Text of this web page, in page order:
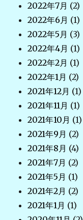
2022年7月 (2)
2022年6月 (1)
2022年5月 (3)
2022年4月 (1)
2022年2月 (1)
2022年1月 (2)
2021年12月 (1)
2021年11月 (1)
2021年10月 (1)
2021年9月 (2)
2021年8月 (4)
2021年7月 (2)
2021年5月 (1)
2021年2月 (2)
2021年1月 (1)